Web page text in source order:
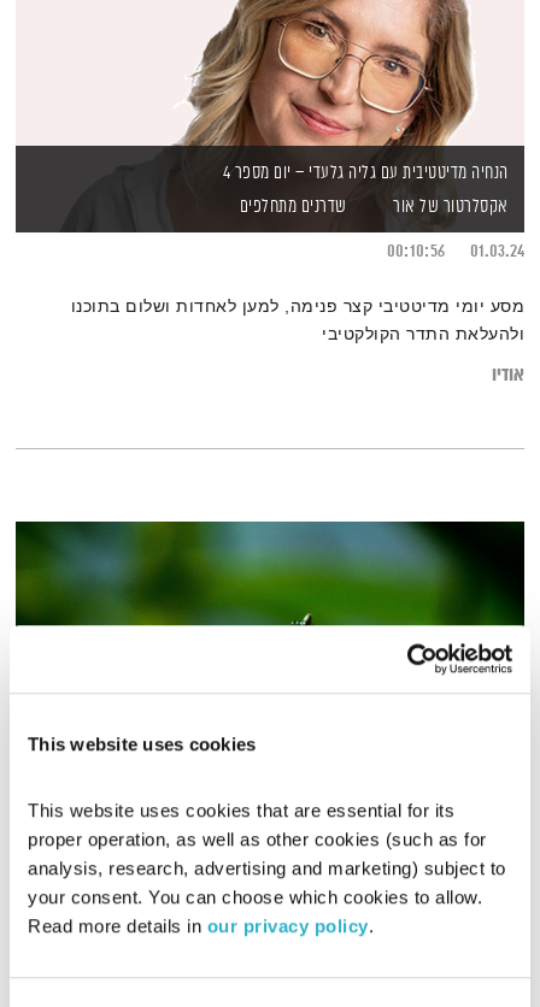
This website uses cookies
This website uses cookies that are essential for its
proper operation, as well as other cookies (such as for
analysis, research, advertising and marketing) subject to
your consent. You can choose which cookies to allow.
Read more details in our privacy policy.
הנחיה מדיטטיבית עם גליה גלעדי – יום מספר 4
אקסלרטור של אור
שדרנים מתחלפים
01.03.24
00:10:56
מסע יומי מדיטטיבי קצר פנימה, למען לאחדות ושלום בתוכנו
ולהעלאת התדר הקולקטיבי
אודיו
עם הטבע
דליק ווליניץושמואל שאול
16.05.17
00:21:03
סדרת פרקים על דרך הטבע, המרקם המופלא שבתוכו, פלאי וסודות